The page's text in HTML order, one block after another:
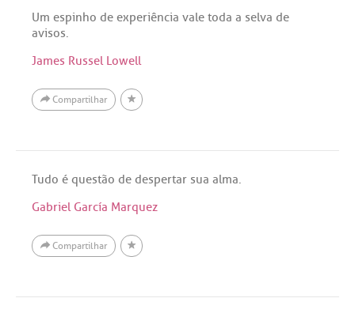
Um espinho de experiência vale toda a selva de
avisos.
James Russel Lowell
Compartilhar
Tudo é questão de despertar sua alma.
Gabriel García Marquez
Compartilhar